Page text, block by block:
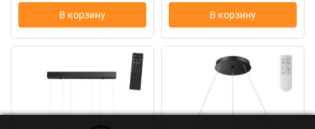
В корзину В корзину